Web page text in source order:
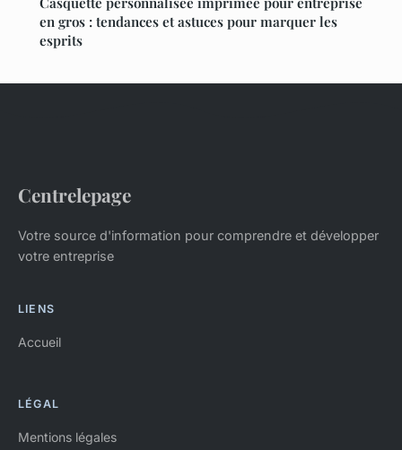
en gros : tendances et astuces pour marquer les
esprits
Centrelepage
Votre source d'information pour comprendre et développer
votre entreprise
LIENS
Accueil
LÉGAL
Mentions légales